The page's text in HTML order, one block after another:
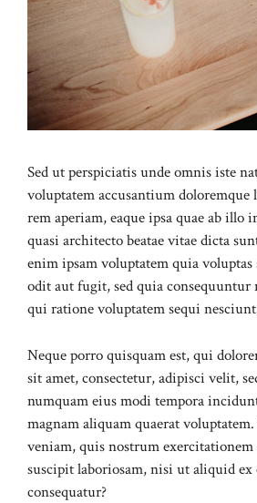
Sed ut perspiciatis unde omnis iste
voluptatem accusantium
rem aperiam, eaque ipsa quae ab illo
quasi architecto beatae vitae dicta
enim ipsam voluptatem quia
odit aut fugit, sed quia consequuntur
qui ratione voluptatem sequi
Neque porro quisquam est, qui
sit amet, consectetur, adipisci velit,
numquam eius modi tempora
magnam aliquam quaerat
veniam, quis nostrum
suscipit laboriosam, nisi ut aliquid ex
consequatur?